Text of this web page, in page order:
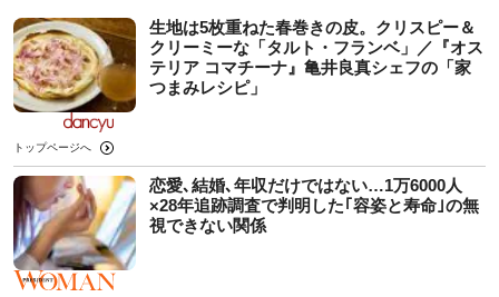
生地は5枚重ねた春巻きの皮。クリスピー＆
クリーミーな「タルト・フランベ」／『オス
テリア コマチーナ』亀井良真シェフの「家
つまみレシピ」
トップページへ
恋愛､結婚､年収だけではない…1万6000人
×28年追跡調査で判明した｢容姿と寿命｣の無
視できない関係